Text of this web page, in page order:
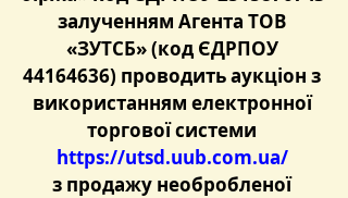
залученням Агента ТОВ
«ЗУТСБ» (код ЄДРПОУ
44164636) проводить аукціон з
використанням електронної
торгової системи
https://utsd.uub.com.ua/
з продажу необробленої